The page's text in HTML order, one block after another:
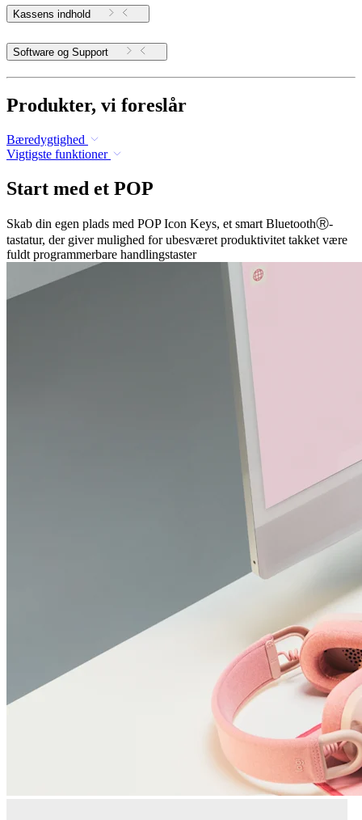
Kassens indhold
Software og Support
Produkter, vi foreslår
Bæredygtighed
Vigtigste funktioner
Start med et POP
Skab din egen plads med POP Icon Keys, et smart BluetoothⓇ-
tastatur, der giver mulighed for ubesværet produktivitet takket være
fuldt programmerbare handlingstaster